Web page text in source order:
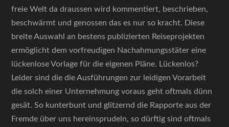
freie Welt da draussen wird kommentiert, beschrieben,
beschwärmt und genossen das es nur so kracht. Diese
breite Auswahl an bestens publizierten Reiseprojekten
ermöglicht dem vorfreudigen Nachahmungsstäter eine
lückenlose Vorlage für die eigenen Pläne. Lückenlos?
Leider sind die die Ausführungen zur leidigen Vorarbeit
die solch einer Unternehmung voraus geht oftmals dünn
gesät. So kunterbunt und glitzernd die Rapporte aus der
Fremde über uns hereinsprudeln, so dürftig sind oftmals